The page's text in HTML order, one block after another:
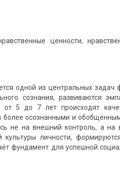
ценности,
одной из центральных задач
сознания, развиваются
от 5 до 7 лет происходят
более осознанными и
не на внешний контроль, а на
личности,
фундамент для успешной